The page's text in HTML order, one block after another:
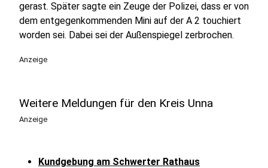
gerast. Später sagte ein Zeuge der Polizei, dass er von
dem entgegenkommenden Mini auf der A 2 touchiert
worden sei. Dabei sei der Außenspiegel zerbrochen.
Anzeige
Weitere Meldungen für den Kreis Unna
Anzeige
Kundgebung am Schwerter Rathaus